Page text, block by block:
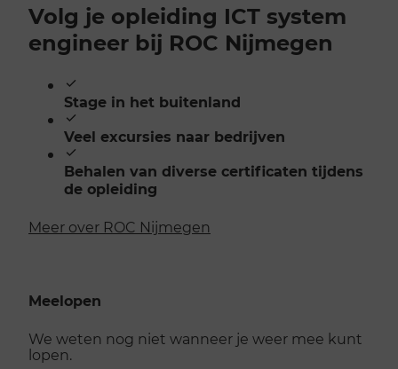
Volg je opleiding ICT system
engineer bij ROC Nijmegen
Stage in het buitenland
Veel excursies naar bedrijven
Behalen van diverse certificaten tijdens
de opleiding
Meer over ROC Nijmegen
Meelopen
We weten nog niet wanneer je weer mee kunt
lopen.